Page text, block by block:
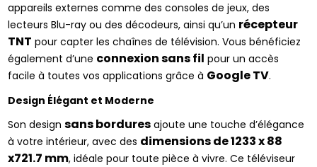
appareils externes comme des consoles de jeux, des
lecteurs Blu-ray ou des décodeurs, ainsi qu’un récepteur
TNT pour capter les chaînes de télévision. Vous bénéficiez
également d’une connexion sans fil pour un accès
facile à toutes vos applications grâce à Google TV.
Design Élégant et Moderne
Son design sans bordures ajoute une touche d’élégance
à votre intérieur, avec des dimensions de 1233 x 88
x721.7 mm, idéale pour toute pièce à vivre. Ce téléviseur